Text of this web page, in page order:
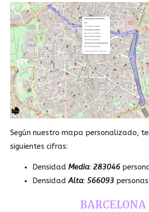
Según nuestro mapa personalizado,
siguientes cifras:
Densidad Media: 283046
DensidadAlta: 566093personas
BARCELONA